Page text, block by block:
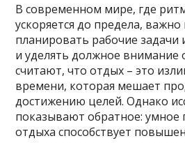
В современном мире, где
ускоряется до предела,
планировать рабочие задачи
и уделять должное внимание
считают, что отдых – это
времени, которая мешает
достижению целей. Однако
показывают обратное: умное
отдыха способствует